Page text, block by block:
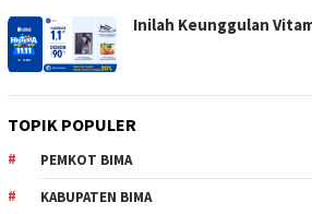
Inilah Keunggulan
TOPIK POPULER
PEMKOT BIMA
KABUPATEN BIMA